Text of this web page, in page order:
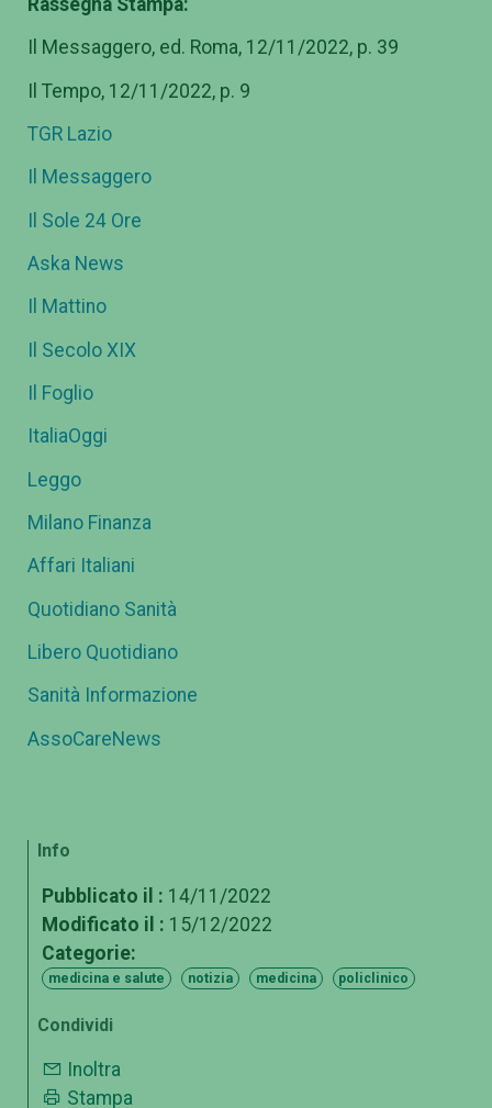
Rassegna Stampa:
Il Messaggero, ed. Roma, 12/11/2022, p. 39
Il Tempo, 12/11/2022, p. 9
TGR Lazio
Il Messaggero
Il Sole 24 Ore
Aska News
Il Mattino
Il Secolo XIX
Il Foglio
ItaliaOggi
Leggo
Milano Finanza
Affari Italiani
Quotidiano Sanità
Libero Quotidiano
Sanità Informazione
AssoCareNews
Info
Pubblicato il : 14/11/2022
Modificato il : 15/12/2022
Categorie:
medicina e salute notizia medicina policlinico
Condividi
Inoltra
Stampa